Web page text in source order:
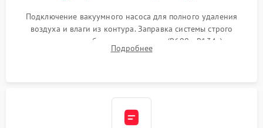
Подключение вакуумного насоса для полного удаления
воздуха и влаги из контура. Заправка системы строго
дозированным объемом хладагента (R600a, R134a) по
электронным весам. Контроль рабочего давления в системе.
Подробнее